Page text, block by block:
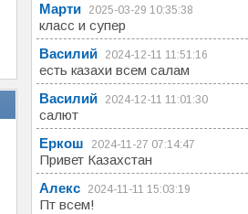
Марти
2025-03-29 10:35:38
класс и супер
Василий
2024-12-11 11:51:16
есть казахи всем салам
Василий
2024-12-11 11:01:30
салют
Еркош
2024-11-27 07:14:47
Привет Казахстан
Алекс
2024-11-11 15:03:19
Пт всем!